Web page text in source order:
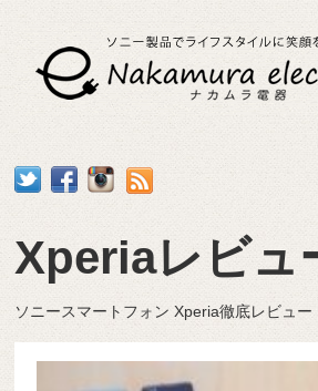
Xperiaレビュ
ソニースマートフォン Xperia徹底レビュー